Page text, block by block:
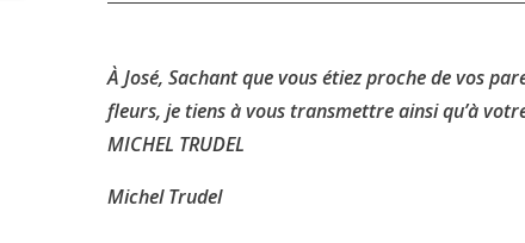
À José, Sachant que vous étiez proche de vos
fleurs, je tiens à vous transmettre ainsi qu’à
MICHEL TRUDEL
Michel Trudel